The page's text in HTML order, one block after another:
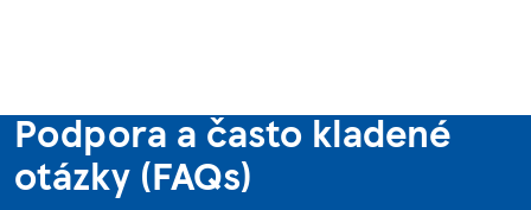
Podpora a často kladené
otázky (FAQs)